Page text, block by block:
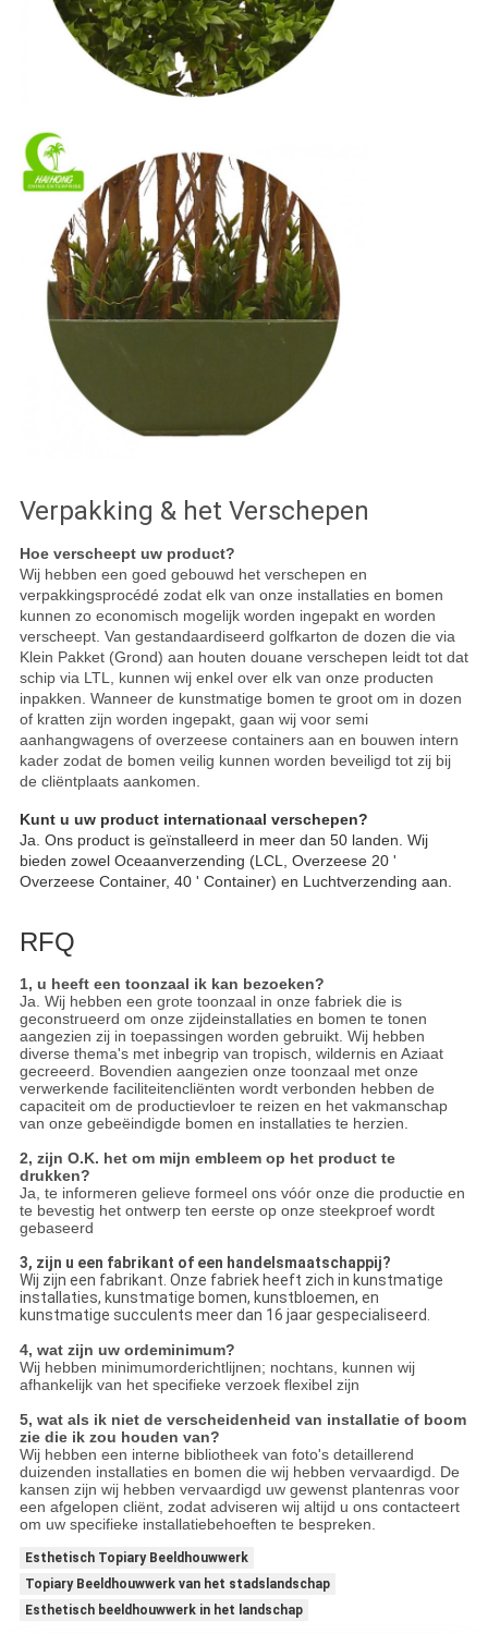
Verpakking & het Verschepen
Hoe verscheept uw product?
Wij hebben een goed gebouwd het verschepen en
verpakkingsprocédé zodat elk van onze installaties en bomen
kunnen zo economisch mogelijk worden ingepakt en worden
verscheept. Van gestandaardiseerd golfkarton de dozen die via
Klein Pakket (Grond) aan houten douane verschepen leidt tot dat
schip via LTL, kunnen wij enkel over elk van onze producten
inpakken. Wanneer de kunstmatige bomen te groot om in dozen
of kratten zijn worden ingepakt, gaan wij voor semi
aanhangwagens of overzeese containers aan en bouwen intern
kader zodat de bomen veilig kunnen worden beveiligd tot zij bij
de cliëntplaats aankomen.
Kunt u uw product internationaal verschepen?
Ja. Ons product is geïnstalleerd in meer dan 50 landen. Wij
bieden zowel Oceaanverzending (LCL, Overzeese 20 '
Overzeese Container, 40 ' Container) en Luchtverzending aan.
RFQ
1, u heeft een toonzaal ik kan bezoeken?
Ja. Wij hebben een grote toonzaal in onze fabriek die is
geconstrueerd om onze zijdeinstallaties en bomen te tonen
aangezien zij in toepassingen worden gebruikt. Wij hebben
diverse thema's met inbegrip van tropisch, wildernis en Aziaat
gecreeerd. Bovendien aangezien onze toonzaal met onze
verwerkende faciliteitencliënten wordt verbonden hebben de
capaciteit om de productievloer te reizen en het vakmanschap
van onze gebeëindigde bomen en installaties te herzien.
2, zijn O.K. het om mijn embleem op het product te
drukken?
Ja, te informeren gelieve formeel ons vóór onze die productie en
te bevestig het ontwerp ten eerste op onze steekproef wordt
gebaseerd
3, zijn u een fabrikant of een handelsmaatschappij?
Wij zijn een fabrikant. Onze fabriek heeft zich in kunstmatige
installaties, kunstmatige bomen, kunstbloemen, en
kunstmatige succulents meer dan 16 jaar gespecialiseerd.
4, wat zijn uw ordeminimum?
Wij hebben minimumorderichtlijnen; nochtans, kunnen wij
afhankelijk van het specifieke verzoek flexibel zijn
5, wat als ik niet de verscheidenheid van installatie of boom
zie die ik zou houden van?
Wij hebben een interne bibliotheek van foto's detaillerend
duizenden installaties en bomen die wij hebben vervaardigd. De
kansen zijn wij hebben vervaardigd uw gewenst plantenras voor
een afgelopen cliënt, zodat adviseren wij altijd u ons contacteert
om uw specifieke installatiebehoeften te bespreken.
Esthetisch Topiary Beeldhouwwerk
Topiary Beeldhouwwerk van het stadslandschap
Esthetisch beeldhouwwerk in het landschap